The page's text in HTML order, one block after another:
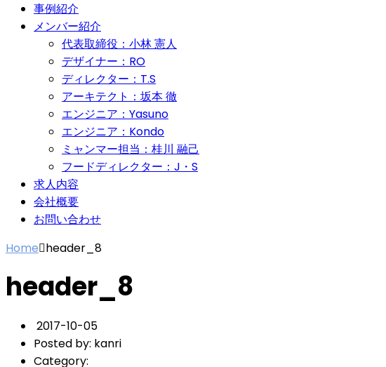
事例紹介
メンバー紹介
代表取締役：小林 憲人
デザイナー：RO
ディレクター：T.S
アーキテクト：坂本 徹
エンジニア：Yasuno
エンジニア：Kondo
ミャンマー担当：桂川 融己
フードディレクター：J・S
求人内容
会社概要
お問い合わせ
Home header_8
header_8
2017-10-05
Posted by: kanri
Category: